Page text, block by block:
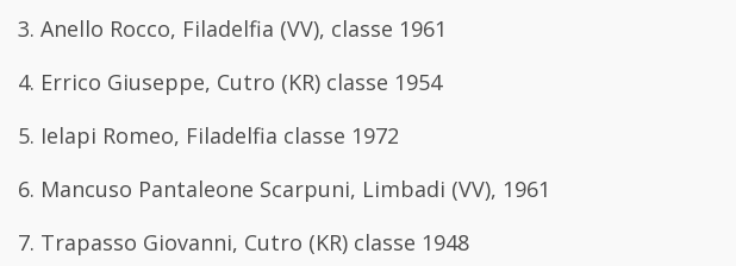
Anello Rocco, Filadelfia (VV), classe 1961
Errico Giuseppe, Cutro (KR) classe 1954
Ielapi Romeo, Filadelfia classe 1972
Mancuso Pantaleone Scarpuni, Limbadi (VV), 1961
Trapasso Giovanni, Cutro (KR) classe 1948